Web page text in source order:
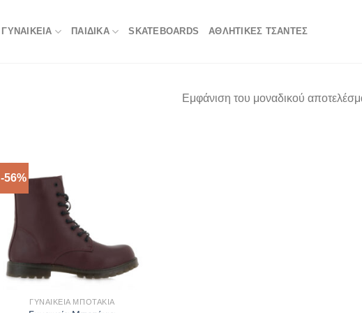
ΓΥΝΑΙΚΕΙΑ ΠΑΙΔΙΚΑ SKATEBOARDS ΑΘΛΗΤΙΚΈΣ ΤΣΆΝΤΕΣ
Εμφάνιση του μοναδικού
-56%
ΓΥΝΑΙΚΕΊΑ ΜΠΟΤΆΚΙΑ